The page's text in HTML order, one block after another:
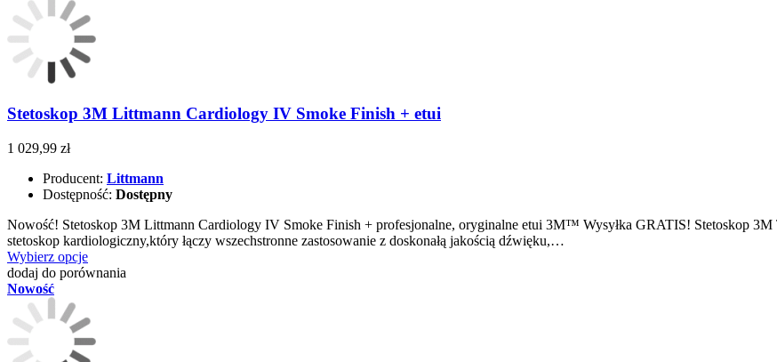
Stetoskop 3M Littmann Cardiology IV Smoke Finish + etui
1 029,99 zł
Producent: Littmann
Dostępność: Dostępny
Nowość! Stetoskop 3M Littmann Cardiology IV Smoke Finish + profesjonalne, oryginalne etui 3M™ Wysyłka GRATIS! Stetoskop
stetoskop kardiologiczny,który łączy wszechstronne zastosowanie z doskonałą jakością dźwięku,…
Wybierz opcje
dodaj do porównania
Nowość